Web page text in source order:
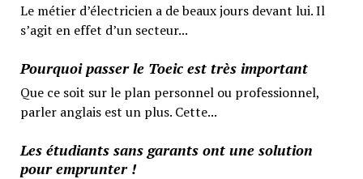
Le métier d’électricien a de beaux jours devant lui. Il
s’agit en effet d’un secteur...
Pourquoi passer le Toeic est très important
Que ce soit sur le plan personnel ou professionnel,
parler anglais est un plus. Cette...
Les étudiants sans garants ont une solution
pour emprunter !